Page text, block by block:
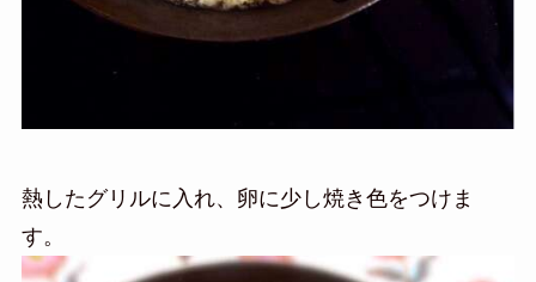
熱したグリルに入れ、卵に少し焼き色をつけま
す。